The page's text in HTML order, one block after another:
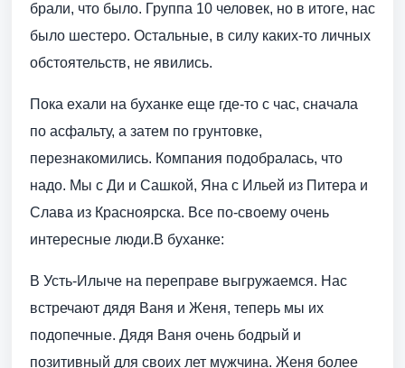
брали, что было. Группа 10 человек, но в итоге, нас
было шестеро. Остальные, в силу каких-то личных
обстоятельств, не явились.
Пока ехали на буханке еще где-то с час, сначала
по асфальту, а затем по грунтовке,
перезнакомились. Компания подобралась, что
надо. Мы с Ди и Сашкой, Яна с Ильей из Питера и
Слава из Красноярска. Все по-своему очень
интересные люди.В буханке:
В Усть-Илыче на переправе выгружаемся. Нас
встречают дядя Ваня и Женя, теперь мы их
подопечные. Дядя Ваня очень бодрый и
позитивный для своих лет мужчина. Женя более